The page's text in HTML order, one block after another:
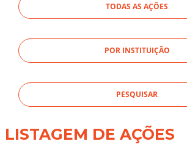
TODAS AS AÇÕES
POR INSTITUIÇÃO
LISTAGEM DE AÇÕES